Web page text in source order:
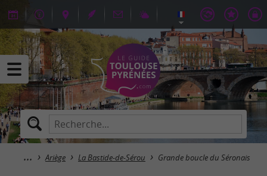
Ariège La Bastide-de-Sérou Grande boucle du Séronais